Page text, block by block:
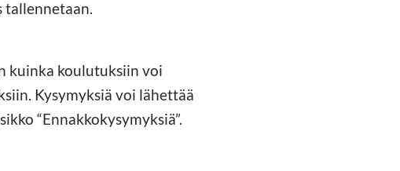
tallennetaan.
kuinka koulutuksiin voi
Kysymyksiä voi lähettää
“Ennakkokysymyksiä”.